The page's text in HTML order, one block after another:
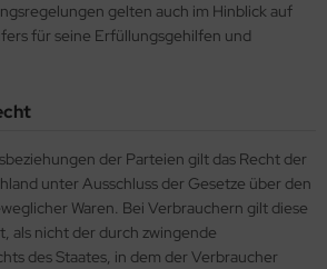
gelten auch im Hinblick auf
für seine Erfüllungsgehilfen und
der Parteien gilt das Recht der
unter Ausschluss der Gesetze über den
Waren. Bei Verbrauchern gilt diese
als nicht der durch zwingende
des Staates, in dem der Verbraucher